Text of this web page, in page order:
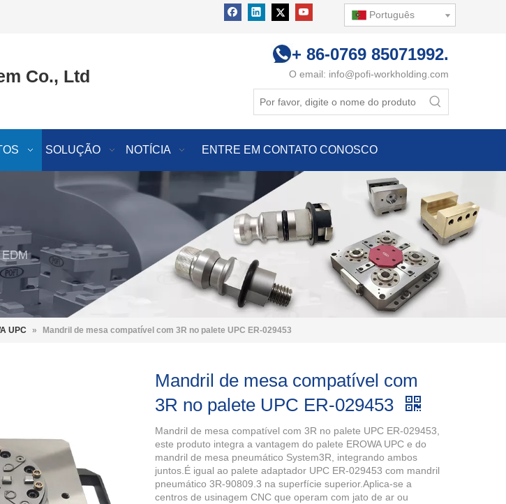
Português
Co., Ltd
+ 86-0769 85071992.
O email: info@pofi-workholding.com
SOLUÇÃO NOTÍCIA ENTRE EM CONTATO CONOSCO
UPC » Mandril de mesa compatível com 3R no palete UPC ER-029453
Mandril de mesa compatível com
3R no palete UPC ER-029453
Mandril de mesa compatível com 3R no palete UPC ER-029453,
este produto integra a vantagem do palete EROWA UPC e do
mandril de mesa pneumático System3R, integrando ambos
juntos.É igual ao palete adaptador UPC ER-029453 com mandril
pneumático 3R-90809.3 na superfície superior.Aplica-se a
centros de usinagem CNC que operam com jato de ar ou